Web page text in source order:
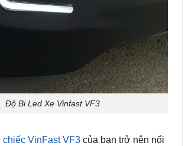
Độ Bi Led Xe Vinfast VF3
chiếc VinFast VF3của bạn trở nên nổi